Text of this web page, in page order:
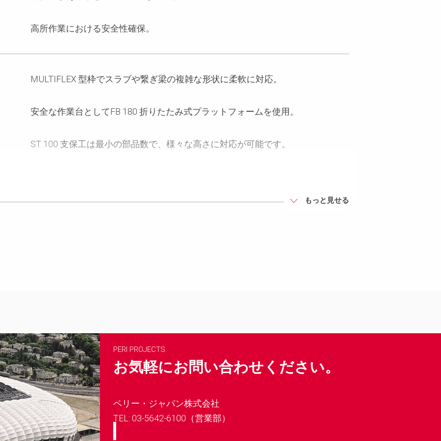
高所作業における安全性確保。
MULTIFLEX 型枠でスラブや繋ぎ梁の複雑な形状に柔軟に対応。
安全な作業台としてFB 180 折りたたみ式プラットフォームを使用。
ST 100 支保工は最小の部品数で、様々な高さに対応が可能です。
もっと見せる
PERI PROJECTS
お気軽にお問い合わせください。
ペリー・ジャパン株式会社
TEL: 03-5642-6100（営業部）